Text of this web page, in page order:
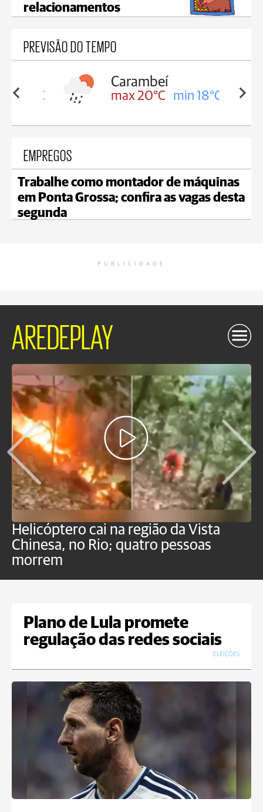
relacionamentos
PREVISÃO DO TEMPO
18°C
Carambeí
max 20°C min 18°C
EMPREGOS
Trabalhe como montador de máquinas
em Ponta Grossa; confira as vagas desta
segunda
PUBLICIDADE
AREDEPLAY
Helicóptero cai na região da Vista
Chinesa, no Rio; quatro pessoas
morrem
Plano de Lula promete
regulação das redes sociais
ELEIÇÕES